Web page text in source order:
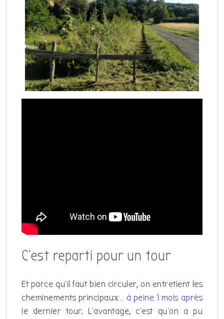
C’est reparti pour un tour
Et parce qu’il faut bien circuler, on entretient les
cheminements principaux… à peine 1 mois après
le dernier tour. L’avantage, c’est qu’on a pu